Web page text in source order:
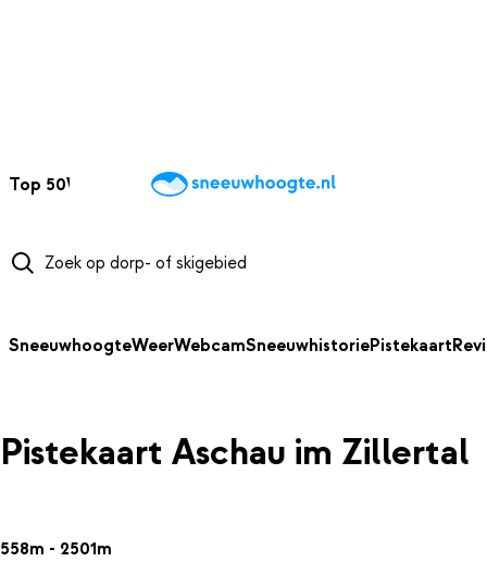
Top 50Webcams WintersportweerKaarten
SneeuwhoogteWeerWebcamSneeuwhistoriePistekaart
Pistekaart Aschau im Zillertal
558m - 2501m